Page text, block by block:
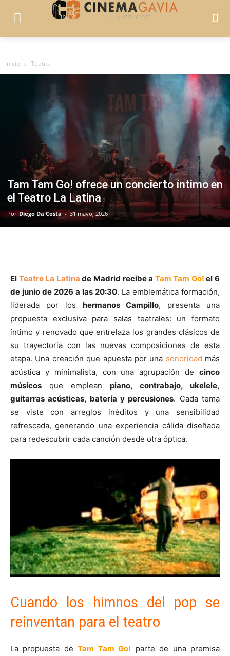
Inicio Teatro
Tam Tam Go! ofrece un concierto íntimo en
el Teatro La Latina
Por Diego Da Costa - 31 mayo, 2026
El Teatro La Latina de Madrid recibe a Tam Tam Go! el6
de junio de 2026 a las 20:30. La emblemática formación,
liderada por los hermanos Campillo, presenta una
propuesta exclusiva para salas teatrales: un formato
íntimo y renovado que entrelaza los grandes clásicos de
su trayectoria con las nuevas composiciones de esta
etapa. Una creación que apuesta por una sonoridad más
acústica y minimalista, con una agrupación de cinco
músicos que emplean piano, contrabajo, ukelele,
guitarras acústicas, batería y percusiones. Cada tema
se viste con arreglos inéditos y una sensibilidad
refrescada, generando una experiencia cálida diseñada
para redescubrir cada canción desde otra óptica.
Cuando los himnos del pop se
reinventan para el teatro
La propuesta deTam Tam Go! parte de una premisa